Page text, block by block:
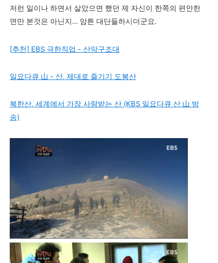
저런 일이나 하면서 살았으면 했던 제 자신이 한쪽의 편안한
면만 본것은 아닌지... 암튼 대단들하시더군요.
[추천] EBS 극한직업 - 산악구조대
일요다큐 山 - 산, 제대로 즐기기 도봉산
북한산, 세계에서 가장 사랑받는 산 (KBS 일요다큐 산 山 방
송)